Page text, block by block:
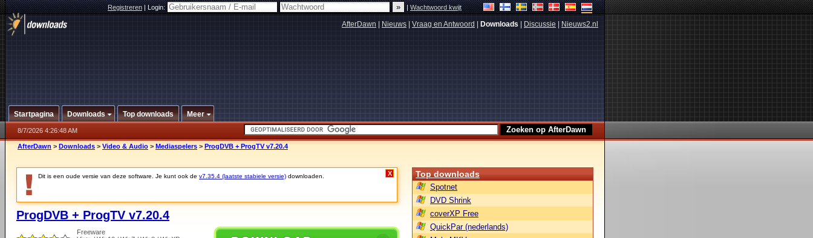
Registreren|Login: |Wachtwoord kwijt
AfterDawn Nieuws Vraag en Antwoord Downloads Discussie Nieuws2.nl
Startpagina Downloads Top downloads Meer
8/7/2026 4:26:48 AM
AfterDawn > Downloads > Video & Audio > Mediaspelers > ProgDVB + ProgTV v7.20.4
Dit is een oude versie van deze software. Je kunt ook de v7.35.4 (laatste stabiele versie) downloaden. X
ProgDVB + ProgTV v7.20.4
Freeware
Top downloads
Spotnet
DVD Shrink
coverXP Free
QuickPar (nederlands)